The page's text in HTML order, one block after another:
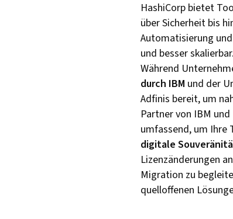
HashiCorp bietet
über Sicherheit bis
Automatisierung
und besser skalierbar.
Während
durch IBM und der
Adfinis bereit, um
Partner von IBM
umfassend, um Ihre
digitale
Lizenzänderungen
Migration zu
quelloffenen